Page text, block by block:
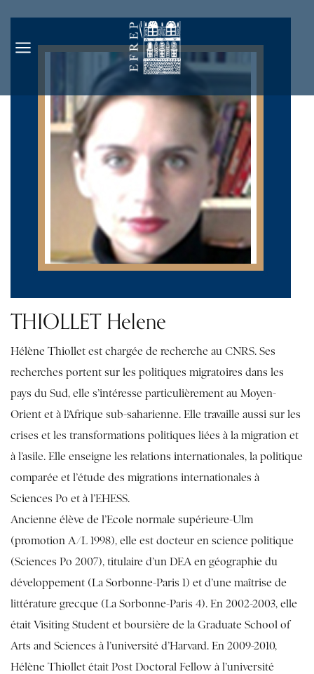
THIOLLET Helene
Hélène Thiollet est chargée de recherche au CNRS. Ses
recherches portent sur les politiques migratoires dans les
pays du Sud, elle s’intéresse particulièrement au Moyen-
Orient et à l’Afrique sub-saharienne. Elle travaille aussi sur les
crises et les transformations politiques liées à la migration et
à l’asile. Elle enseigne les relations internationales, la politique
comparée et l’étude des migrations internationales à
Sciences Po et à l’EHESS.
Ancienne élève de l’Ecole normale supérieure-Ulm
(promotion A/L 1998), elle est docteur en science politique
(Sciences Po 2007), titulaire d’un DEA en géographie du
développement (La Sorbonne-Paris 1) et d’une maîtrise de
littérature grecque (La Sorbonne-Paris 4). En 2002-2003, elle
était Visiting Student et boursière de la Graduate School of
Arts and Sciences à l’université d’Harvard. En 2009-2010,
Hélène Thiollet était Post Doctoral Fellow à l’université